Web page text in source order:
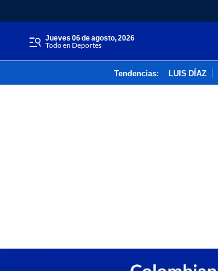
jueves 06 de agosto, 2026
Todo en Deportes
Tendencias: LUIS DÍAZ